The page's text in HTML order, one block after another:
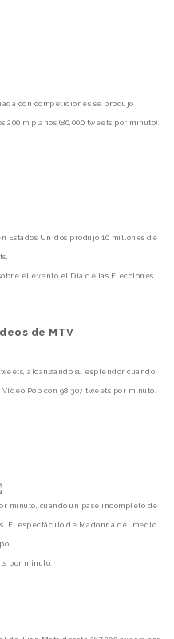
con competiciones se produjo
m planos (80,000 tweets por minuto).
Estados Unidos produjo10 millones de
el evento el Día de las Elecciones.
de MTV
alcanzando su esplendor cuando
Pop con 98.307 tweets por minuto.
minuto, cuando un pase incompleto de
El espectáculo de Madonna del medio
por minuto.